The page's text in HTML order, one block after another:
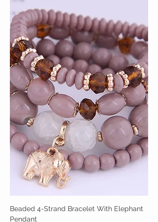
Beaded 4-Strand Bracelet With Elephant
Pendant